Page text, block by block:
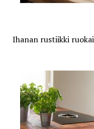
Ihanan rustiikki